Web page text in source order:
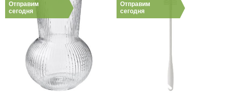
Отправим
сегодня
Отправим
сегодня